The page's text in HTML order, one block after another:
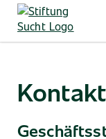
Direkt
zum
Kontakt